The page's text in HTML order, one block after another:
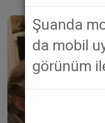
Şuanda
da mobil
görünüm